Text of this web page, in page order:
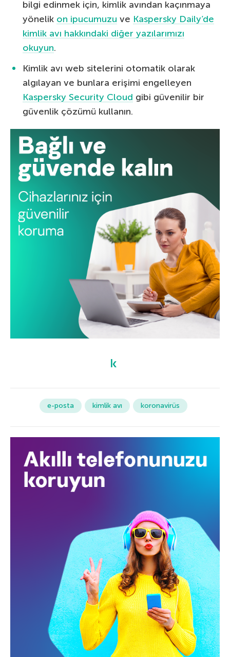
bilgi edinmek için, kimlik avından kaçınmaya
yönelik on ipucumuzu ve Kaspersky Daily’de
kimlik avı hakkındaki diğer yazılarımızı
okuyun.
Kimlik avı web sitelerini otomatik olarak
algılayan ve bunlara erişimi engelleyen
Kaspersky Security Cloud gibi güvenilir bir
güvenlik çözümü kullanın.
e-posta kimlik avı koronavirüs